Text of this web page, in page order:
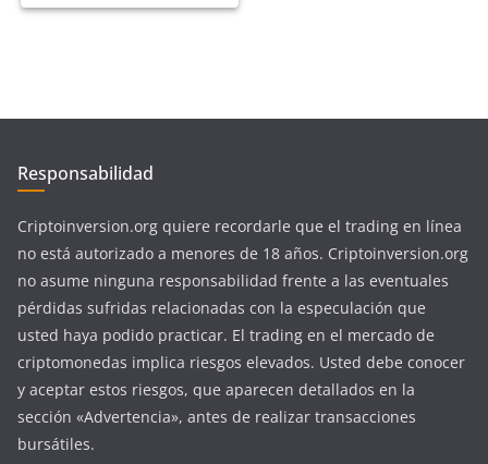
Responsabilidad
Criptoinversion.org quiere recordarle que el trading en línea
no está autorizado a menores de 18 años. Criptoinversion.org
no asume ninguna responsabilidad frente a las eventuales
pérdidas sufridas relacionadas con la especulación que
usted haya podido practicar. El trading en el mercado de
criptomonedas implica riesgos elevados. Usted debe conocer
y aceptar estos riesgos, que aparecen detallados en la
sección «Advertencia», antes de realizar transacciones
bursátiles.